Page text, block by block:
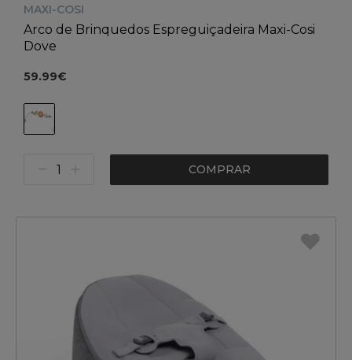
MAXI-COSI
Arco de Brinquedos Espreguiçadeira Maxi-Cosi
Dove
59.99€
COMPRAR